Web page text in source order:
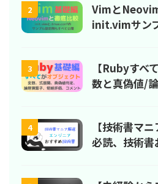
2
Vimと
init.vimサン
3
【Rubyすべ
数と真偽値/
4
【技術書マ
必読、技術